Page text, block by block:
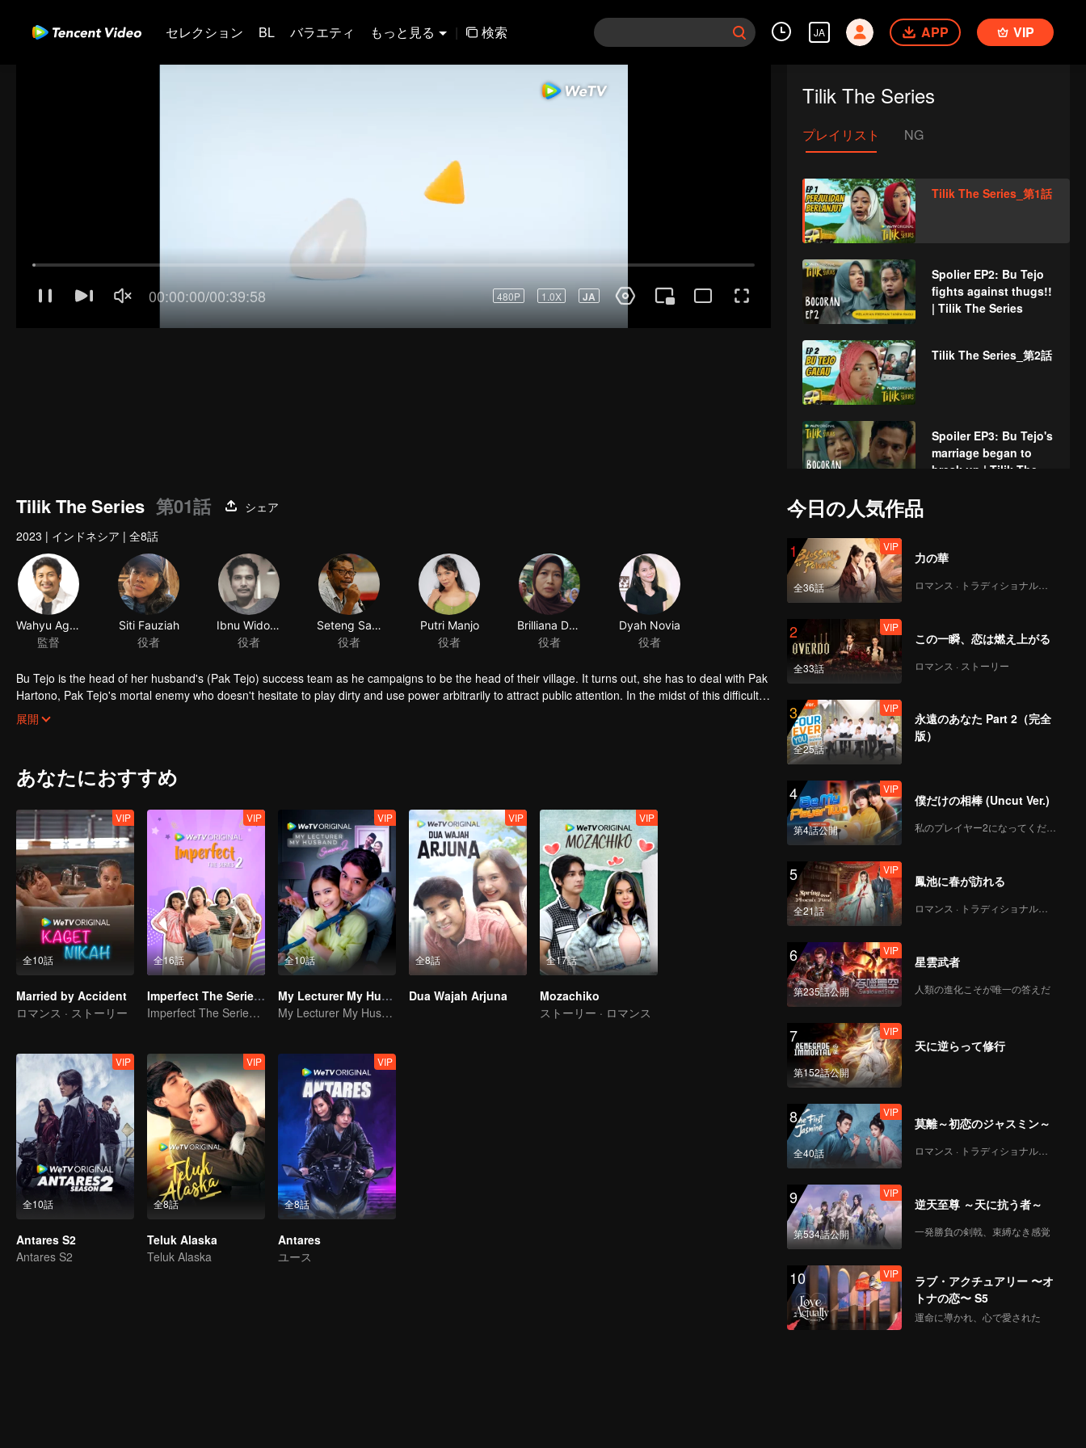
セレクション BL バラエティ もっと見る | 検索 JA APP VIP
Tilik The Series
プレイリスト NG
Tilik The Series_第1話
Spolier EP2: Bu Tejo
fights against thugs!!
| Tilik The Series
Tilik The Series_第2話
Spoiler EP3: Bu Tejo's
marriage began to
break up | Tilik The
VIP
Tejo's land | Tilik The
Series
VIP
boiled! | Tilik The
Series
VIP
interrupt Bu Tejo's
event | Tilik The
Series
VIP
going to lose? | Tilik
The Series
VIP
Wulan the one to
blame? | Tilik The
Series
VIP Tilik The Series_第8話
Tilik The Series 第01話
シェア
2023 | インドネシア | 全8話
Bu Tejo is the head of her husband's (Pak Tejo) success team as he campaigns to be the head of their village. It turns out, she has to deal with Pak
Hartono, Pak Tejo's mortal enemy who doesn't hesitate to play dirty and use power arbitrarily to attract public attention. In the midst of this difficult
situation, Bu Tejo must find a way to win to fight for her vision without sacrificing her identity as a leader, wife, mother, and part of village community
that she was proud of.
展開
あなたにおすすめ
全10話
VIP
Married by Accident
ロマンス · ストーリー
全16話
VIP
Imperfect The Series S2
Imperfect The Series S2
全10話
VIP
My Lecturer My Husband
My Lecturer My Husband
全8話
VIP
Dua Wajah Arjuna
全17話
VIP
Mozachiko
ストーリー · ロマンス
全10話
VIP
Antares S2
Antares S2
全8話
VIP
Teluk Alaska
Teluk Alaska
全8話
VIP
Antares
ユース
今日の人気作品
1
全36話
VIP
力の華
ロマンス · トラディショナル・コスチューム
2
全33話
VIP
この一瞬、恋は燃え上がる
ロマンス · ストーリー
3
全25話
VIP
永遠のあなた Part 2（完全
版）
4
第4話公開
VIP
僕だけの相棒 (Uncut Ver.)
私のプレイヤー2になってください
5
全21話
VIP
鳳池に春が訪れる
ロマンス · トラディショナル・コスチューム
6
第235話公開
VIP
星雲武者
人類の進化こそが唯一の答えだ
7
第152話公開
VIP
天に逆らって修行
8
全40話
VIP
莫離～初恋のジャスミン～
ロマンス · トラディショナル・コスチューム
9
第534話公開
VIP
逆天至尊 ～天に抗う者～
一発勝負の剣戟、束縛なき感覚
10 VIP
ラブ・アクチュアリー 〜オ
トナの恋〜 S5
運命に導かれ、心で愛された